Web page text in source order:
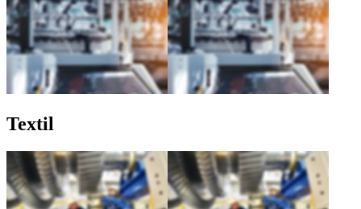
Textil